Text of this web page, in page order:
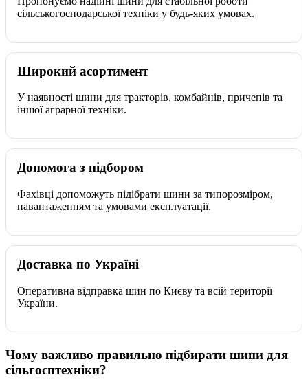
сільськогосподарської техніки у будь-яких умовах.
Широкий асортимент
У наявності шини для тракторів, комбайнів, причепів та
іншої аграрної техніки.
Допомога з підбором
Фахівці допоможуть підібрати шини за типорозміром,
навантаженням та умовами експлуатації.
Доставка по Україні
Оперативна відправка шин по Києву та всій території
України.
Чому важливо правильно підбирати шини для
сільгосптехніки?